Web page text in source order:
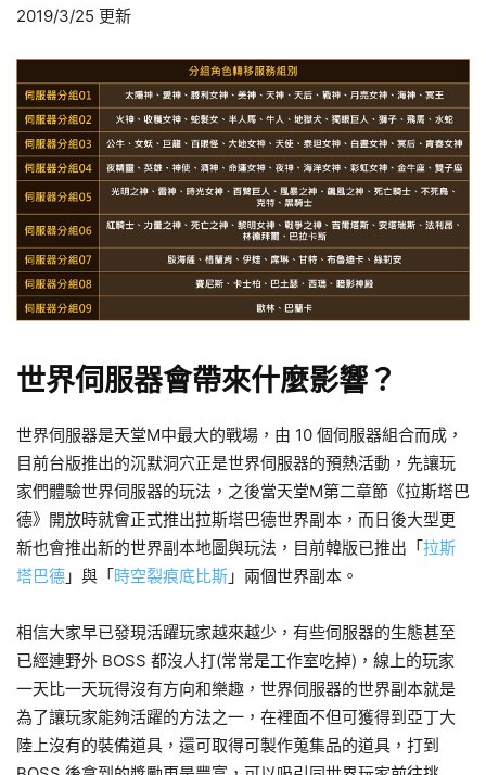
2019/3/25 更新
世界伺服器會帶來什麼影響？
世界伺服器是天堂M中最大的戰場，由 10 個伺服器組合而成，
目前台版推出的沉默洞穴正是世界伺服器的預熱活動，先讓玩
家們體驗世界伺服器的玩法，之後當天堂M第二章節《拉斯塔巴
德》開放時就會正式推出拉斯塔巴德世界副本，而日後大型更
新也會推出新的世界副本地圖與玩法，目前韓版已推出「 拉斯
塔巴德 」與「 時空裂痕底比斯 」兩個世界副本。
相信大家早已發現活躍玩家越來越少，有些伺服器的生態甚至
已經連野外 BOSS 都沒人打(常常是工作室吃掉)，線上的玩家
一天比一天玩得沒有方向和樂趣，世界伺服器的世界副本就是
為了讓玩家能夠活躍的方法之一，在裡面不但可獲得到亞丁大
陸上沒有的裝備道具，還可取得可製作蒐集品的道具，打到